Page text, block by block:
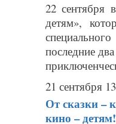
22 сентября
детям»,
последние
21 сентября
От сказки –
кино –